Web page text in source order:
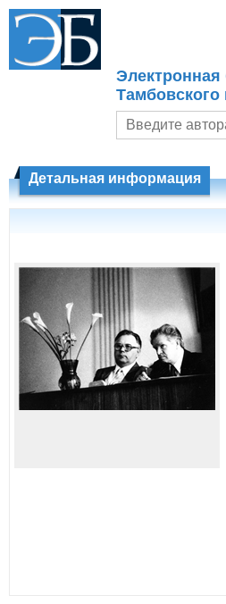
Электронная
Тамбовского
Детальная информация